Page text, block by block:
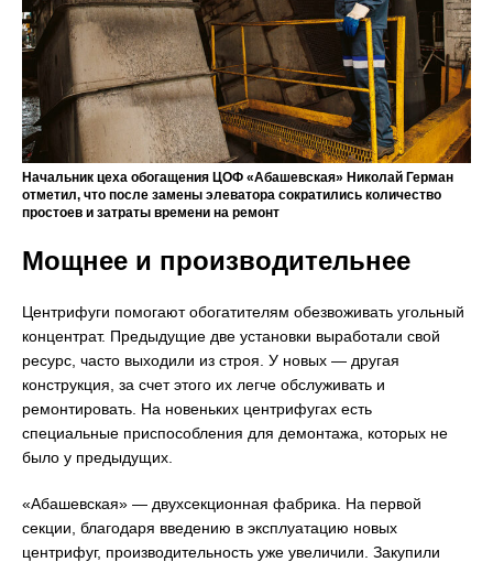
Начальник цеха обогащения ЦОФ «Абашевская» Николай Герман
отметил, что после замены элеватора сократились количество
простоев и затраты времени на ремонт
Мощнее и производительнее
Центрифуги помогают обогатителям обезвоживать угольный
концентрат. Предыдущие две установки выработали свой
ресурс, часто выходили из строя. У новых — другая
конструкция, за счет этого их легче обслуживать и
ремонтировать. На новеньких центрифугах есть
специальные приспособления для демонтажа, которых не
было у предыдущих.
«Абашевская» — двухсекционная фабрика. На первой
секции, благодаря введению в эксплуатацию новых
центрифуг, производительность уже увеличили. Закупили